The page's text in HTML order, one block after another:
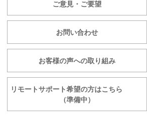
ご意見・ご要望
お問い合わせ
お客様の声への取り組み
リモートサポート希望の方はこちら
（準備中）